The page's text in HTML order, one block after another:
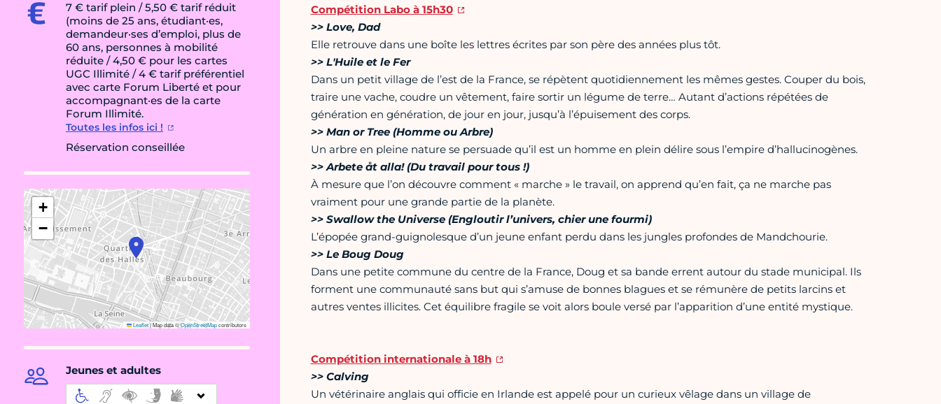
7 € tarif plein / 5,50 € tarif réduit
(moins de 25 ans, étudiant·es,
demandeur·ses d’emploi, plus de
60 ans, personnes à mobilité
réduite / 4,50 € pour les cartes
UGC Illimité / 4 € tarif préférentiel
avec carte Forum Liberté et pour
accompagnant·es de la carte
Forum Illimité.
Toutes les infos ici !
Réservation conseillée
+
−
Leaflet|Map data ©OpenStreetMapcontributors
Jeunes et adultes
Compétition Labo à 15h30
>> Love, Dad
Elle retrouve dans une boîte les lettres écrites par son père des années plus tôt.
>> L'Huile et le Fer
Dans un petit village de l’est de la France, se répètent quotidiennement les mêmes gestes. Couper du bois,
traire une vache, coudre un vêtement, faire sortir un légume de terre… Autant d’actions répétées de
génération en génération, de jour en jour, jusqu’à l’épuisement des corps.
>> Man or Tree (Homme ou Arbre)
Un arbre en pleine nature se persuade qu’il est un homme en plein délire sous l’empire d’hallucinogènes.
>> Arbete åt alla! (Du travail pour tous !)
À mesure que l’on découvre comment « marche » le travail, on apprend qu’en fait, ça ne marche pas
vraiment pour une grande partie de la planète.
>> Swallow the Universe (Engloutir l’univers, chier une fourmi)
L’épopée grand-guignolesque d’un jeune enfant perdu dans les jungles profondes de Mandchourie.
>> Le Boug Doug
Dans une petite commune du centre de la France, Doug et sa bande errent autour du stade municipal. Ils
forment une communauté sans but qui s’amuse de bonnes blagues et se rémunère de petits larcins et
autres ventes illicites. Cet équilibre fragile se voit alors boule versé par l’apparition d’une entité mystique.
Compétition internationale à 18h
>> Calving
Un vétérinaire anglais qui officie en Irlande est appelé pour un curieux vêlage dans un village de